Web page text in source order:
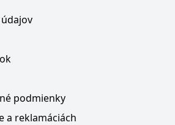
podmienky
a reklamáciách